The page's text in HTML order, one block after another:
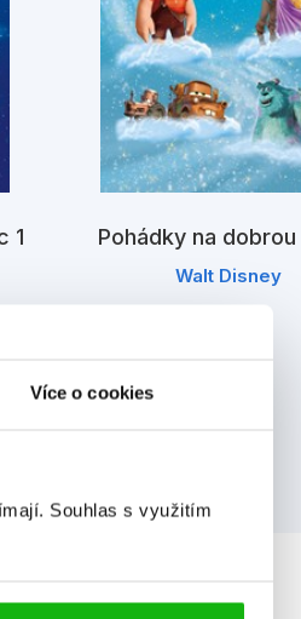
Více o cookies
Souhlas s využitím
1 Pohádky na
Walt Disney